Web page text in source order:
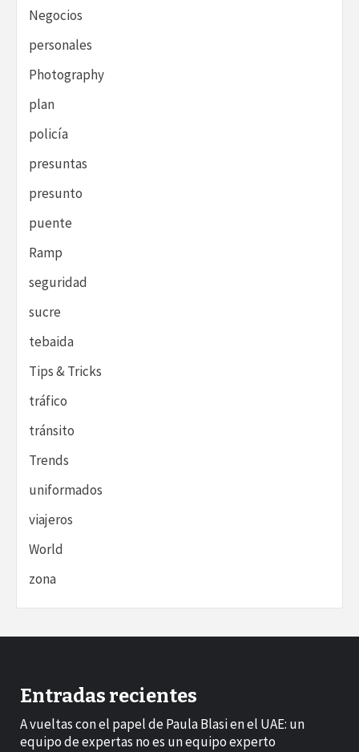
Negocios
personales
Photography
plan
policía
presuntas
presunto
puente
Ramp
seguridad
sucre
tebaida
Tips & Tricks
tráfico
tránsito
Trends
uniformados
viajeros
World
zona
Entradas recientes
A vueltas con el papel de Paula Blasi en el UAE: un
equipo de expertas no es un equipo experto